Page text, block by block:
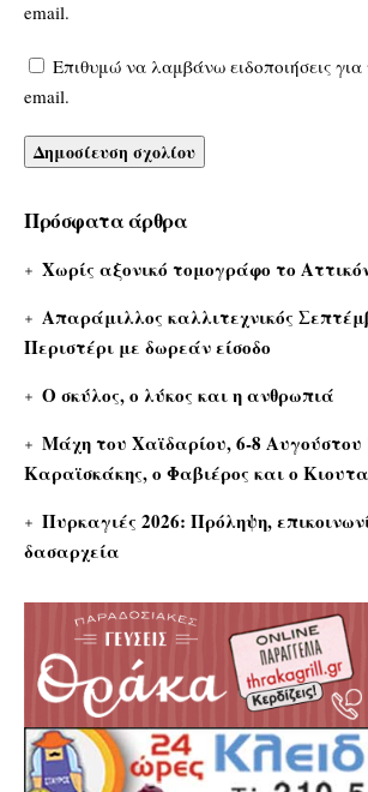
email.
Επιθυμώ να λαμβάνω ειδοποιήσεις
email.
Πρόσφατα άρθρα
Χωρίς αξονικό τομογράφο το
Απαράμιλλος καλλιτεχνικός
Περιστέρι με δωρεάν είσοδο
Ο σκύλος, ο λύκος και η ανθρωπιά
Μάχη του Χαϊδαρίου, 6-8 Αυγούστου
Καραϊσκάκης, ο Φαβιέρος και ο
Πυρκαγιές 2026: Πρόληψη,
δασαρχεία